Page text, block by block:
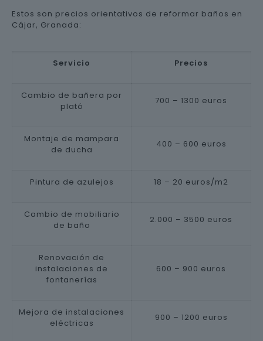
Estos son precios orientativos de reformar baños en
Cájar, Granada:
Servicio Precios
Cambio de bañera por
plató
700 – 1300 euros
Montaje de mampara
de ducha
400 – 600 euros
Pintura de azulejos 18 – 20 euros/m2
Cambio de mobiliario
de baño
2.000 – 3500 euros
Renovación de
instalaciones de
fontanerías
600 – 900 euros
Mejora de instalaciones
eléctricas
900 – 1200 euros